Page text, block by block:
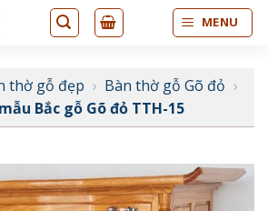
MENU
thờ gỗ đẹp › Bàn thờ gỗ Gõ đỏ ›
Bắc gỗ Gõ đỏ TTH-15